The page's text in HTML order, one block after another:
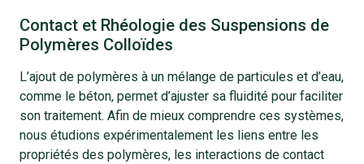
Contact et Rhéologie des Suspensions de
Polymères Colloïdes
L’ajout de polymères à un mélange de particules et d’eau,
comme le béton, permet d’ajuster sa fluidité pour faciliter
son traitement. Afin de mieux comprendre ces systèmes,
nous étudions expérimentalement les liens entre les
propriétés des polymères, les interactions de contact